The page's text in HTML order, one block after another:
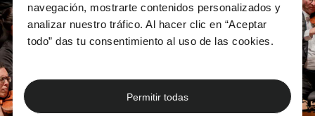
navegación, mostrarte contenidos personalizados y
analizar nuestro tráfico. Al hacer clic en “Aceptar
todo” das tu consentimiento al uso de las cookies.
Permitir todas